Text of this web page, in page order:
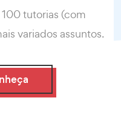
tutorias (com
variados assuntos.